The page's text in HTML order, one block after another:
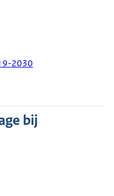
2030
bij